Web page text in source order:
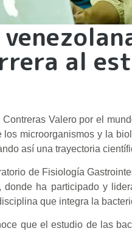
al
Valero por el
los microorganismos y la
así una trayectoria
de Fisiología
donde ha participado y
que integra la
que el estudio de las